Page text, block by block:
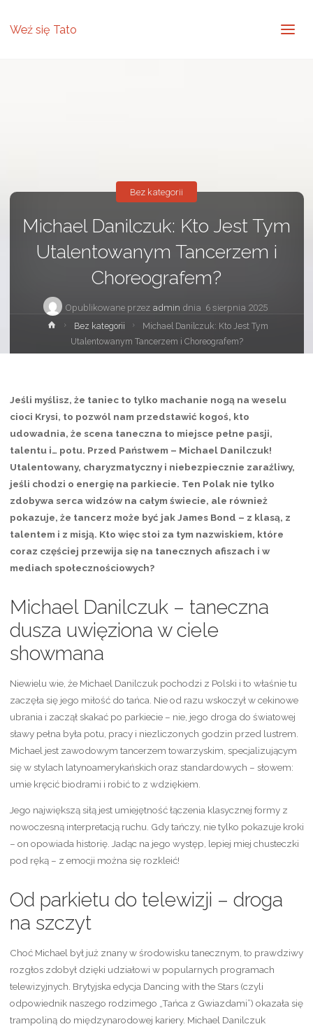
Weź się Tato
Michael Danilczuk: Kto Jest Tym
Utalentowanym Tancerzem i
Choreografem?
Opublikowane przez admin dnia 6 sierpnia 2025
Bez kategorii
Strona
główna
Bez kategorii
Michael Danilczuk: Kto Jest Tym
Utalentowanym Tancerzem i Choreografem?
Jeśli myślisz, że taniec to tylko machanie nogą na weselu
cioci Krysi, to pozwól nam przedstawić kogoś, kto
udowadnia, że scena taneczna to miejsce pełne pasji,
talentu i… potu. Przed Państwem – Michael Danilczuk!
Utalentowany, charyzmatyczny i niebezpiecznie zaraźliwy,
jeśli chodzi o energię na parkiecie. Ten Polak nie tylko
zdobywa serca widzów na całym świecie, ale również
pokazuje, że tancerz może być jak James Bond – z klasą, z
talentem i z misją. Kto więc stoi za tym nazwiskiem, które
coraz częściej przewija się na tanecznych afiszach i w
mediach społecznościowych?
Michael Danilczuk – taneczna
dusza uwięziona w ciele
showmana
Niewielu wie, że Michael Danilczuk pochodzi z Polski i to właśnie tu
zaczęła się jego miłość do tańca. Nie od razu wskoczył w cekinowe
ubrania i zaczął skakać po parkiecie – nie, jego droga do światowej
sławy pełna była potu, pracy i niezliczonych godzin przed lustrem.
Michael jest zawodowym tancerzem towarzyskim, specjalizującym
się w stylach latynoamerykańskich oraz standardowych – słowem:
umie kręcić biodrami i robić to z wdziękiem.
Jego największą siłą jest umiejętność łączenia klasycznej formy z
nowoczesną interpretacją ruchu. Gdy tańczy, nie tylko pokazuje kroki
– on opowiada historię. Jadąc na jego występ, lepiej miej chusteczki
pod ręką – z emocji można się rozkleić!
Od parkietu do telewizji – droga
na szczyt
Choć Michael był już znany w środowisku tanecznym, to prawdziwy
rozgłos zdobył dzięki udziałowi w popularnych programach
telewizyjnych. Brytyjska edycja Dancing with the Stars (czyli
odpowiednik naszego rodzimego „Tańca z Gwiazdami”) okazała się
trampoliną do międzynarodowej kariery. Michael Danilczuk